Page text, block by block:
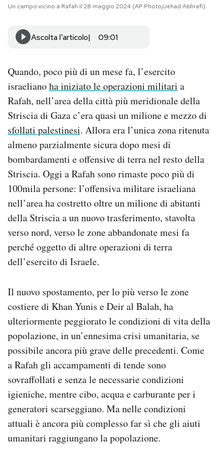
SHOP
CALENDARIO
AREA PERSONALE
Area Personale
Newsletter
Notifiche mobile
Regala il Post
Hai bisogno di aiuto?
Esci
Un campo vicino a Rafah il 28 maggio 2024 (AP Photo/Jehad Alshrafi)
Ascolta l'articolo 09:01
Quando, poco più di un mese fa, l’esercito
israelianoha iniziato le operazioni militari a
Rafah, nell’area della città più meridionale della
Striscia di Gaza c’era quasi un milione e mezzo di
sfollati palestinesi. Allora era l’unica zona ritenuta
almeno parzialmente sicura dopo mesi di
bombardamenti e offensive di terra nel resto della
Striscia. Oggi a Rafah sono rimaste poco più di
100mila persone: l’offensiva militare israeliana
nell’area ha costretto oltre un milione di abitanti
della Striscia a un nuovo trasferimento, stavolta
verso nord, verso le zone abbandonate mesi fa
perché oggetto di altre operazioni di terra
dell’esercito di Israele.
Il nuovo spostamento, per lo più verso le zone
costiere di Khan Yunis e Deir al Balah, ha
ulteriormente peggiorato le condizioni di vita della
popolazione, in un’ennesima crisi umanitaria, se
possibile ancora più grave delle precedenti. Come
a Rafah gli accampamenti di tende sono
sovraffollati e senza le necessarie condizioni
igieniche, mentre cibo, acqua e carburante per i
generatori scarseggiano. Ma nelle condizioni
attuali è ancora più complesso far sì che gli aiuti
umanitari raggiungano la popolazione.